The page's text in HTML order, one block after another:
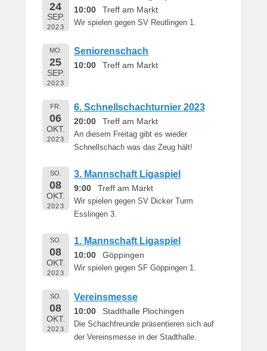
24
SEP.
2023
10:00 Treff am Markt
Wir spielen gegen SV Reutlingen 1.
MO.
25
SEP.
2023
Seniorenschach
10:00 Treff am Markt
FR.
06
OKT.
2023
6. Schnellschachturnier 2023
20:00 Treff am Markt
An diesem Freitag gibt es wieder
Schnellschach was das Zeug hält!
SO.
08
OKT.
2023
3. Mannschaft Ligaspiel
9:00 Treff am Markt
Wir spielen gegen SV Dicker Turm
Esslingen 3.
SO.
08
OKT.
2023
1. Mannschaft Ligaspiel
10:00 Göppingen
Wir spielen gegen SF Göppingen 1.
SO.
08
OKT.
2023
Vereinsmesse
10:00 Stadthalle Plochingen
Die Schachfreunde präsentieren sich auf
der Vereinsmesse in der Stadthalle.